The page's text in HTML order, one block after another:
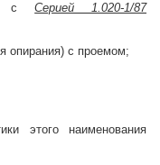
сСерией 1.020-1/87
опирания) с проемом;
этого наименования